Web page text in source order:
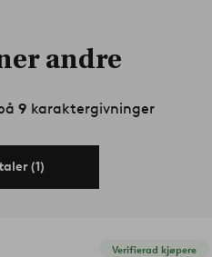
andre
9 karaktergivninger
(1)
Verifierad kjøpere